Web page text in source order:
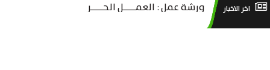
التقديم الالكترونى
اخر الاخبار
بدء ومزاولة وإنهاء الأعمال الاقتصادية
ورشة عمل : العمـــــل الحـــــر